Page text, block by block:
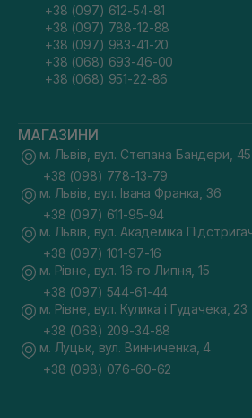
+38 (097) 612-54-81
+38 (097) 788-12-88
+38 (097) 983-41-20
+38 (068) 693-46-00
+38 (068) 951-22-86
МАГАЗИНИ
м. Львів, вул. Степана Бандери, 45
+38 (098) 778-13-79
м. Львів, вул. Івана Франка, 36
+38 (097) 611-95-94
м. Львів, вул. Академіка
+38 (097) 101-97-16
м. Рівне, вул. 16-го Липня, 15
+38 (097) 544-61-44
м. Рівне, вул. Кулика і Гудачека,
+38 (068) 209-34-88
м. Луцьк, вул. Винниченка, 4
+38 (098) 076-60-62